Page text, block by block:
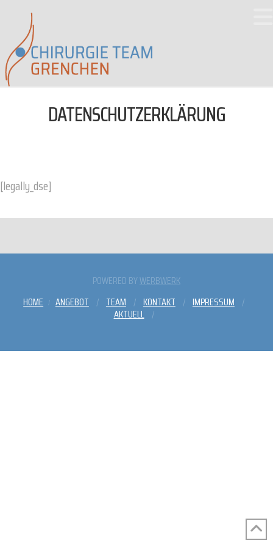
DATENSCHUTZERKLÄRUNG
[legally_dse]
POWERED BYWERBWERK
HOME
ANGEBOT TEAM KONTAKT
IMPRESSUM
AKTUELL